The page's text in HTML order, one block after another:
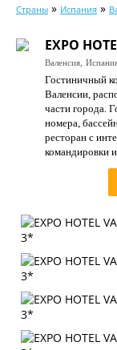
Календарь туров
Цены дня
Страны
Как купить
О нас
Страны » Испания »
EXPO
Валенсия,
Гостиничный
Валенсии,
части города.
номера,
ресторан с
командировки